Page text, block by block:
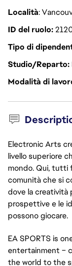
Località:
ID del ruolo
Tipo di
Studio/Reparto
Modalità di
Electronic Arts
livello superiore
mondo. Qui, tutti
comunità che si
dove la creatività
prospettive e le
possono giocare.
EA SPORTS is
entertainment –
the world to the